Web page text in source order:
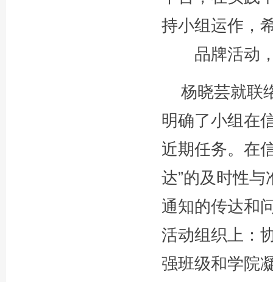
持小组运作，
品牌活动
杨晓芸就联
明确了小组在
近期任务。在
达”的及时性
通知的传达和
活动组织上：
强班级和学院